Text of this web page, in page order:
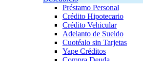
Préstamo Personal
Crédito Hipotecario
Crédito Vehicular
Adelanto de Sueldo
Cuotéalo sin Tarjetas
Yape Créditos